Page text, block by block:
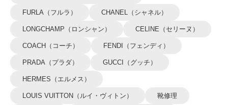
FURLA（フルラ） CHANEL（シャネル）
LONGCHAMP（ロンシャン） CELINE（セリーヌ）
COACH（コーチ） FENDI（フェンディ）
PRADA（プラダ） GUCCI（グッチ）
HERMES（エルメス）
LOUIS VUITTON（ルイ・ヴィトン） 靴修理